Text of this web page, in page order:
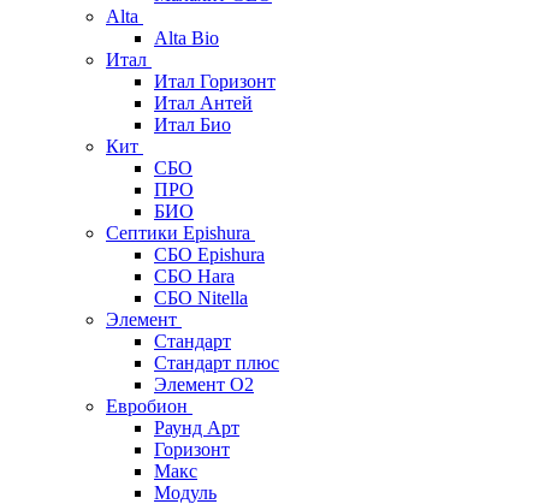
Alta
Alta Bio
Итал
Итал Горизонт
Итал Антей
Итал Био
Кит
СБО
ПРО
БИО
Септики Epishura
СБО Epishura
СБО Hara
СБО Nitella
Элемент
Стандарт
Стандарт плюс
Элемент О2
Евробион
Раунд Арт
Горизонт
Макс
Модуль